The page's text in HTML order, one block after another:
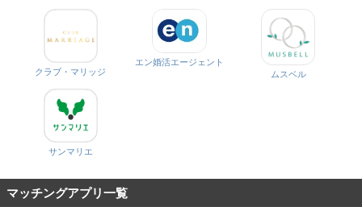
クラブ・マリッジ
エン婚活エージェント
ムスベル
サンマリエ
マッチングアプリ一覧